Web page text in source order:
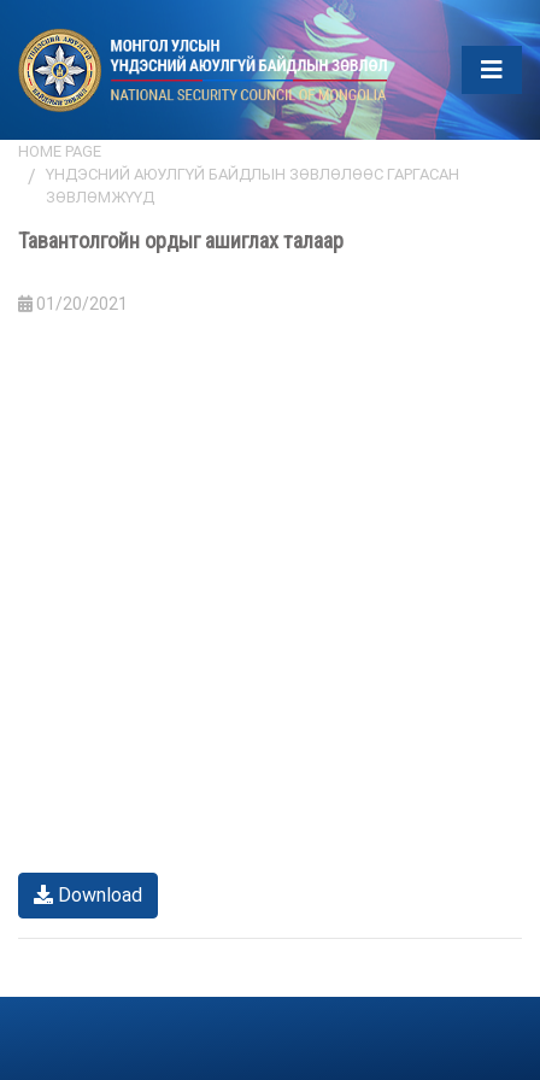
HOME PAGE
ҮНДЭСНИЙ АЮУЛГҮЙ БАЙДЛЫН ЗӨВЛӨЛӨӨС ГАРГАСАН
ЗӨВЛӨМЖҮҮД
Тавантолгойн ордыг ашиглах талаар
01/20/2021
Download